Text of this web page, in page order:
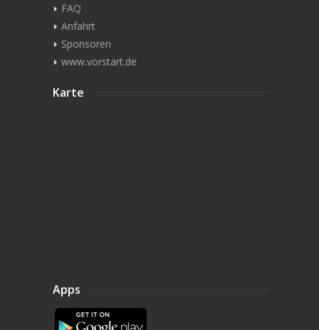
FAQ
Anfahrt
Sponsoren
www.vorstart.de
Karte
Apps